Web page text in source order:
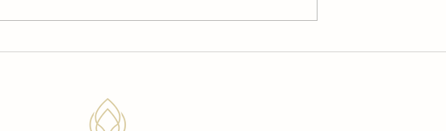
Está com dificuldades
Está com dor ao urinar?